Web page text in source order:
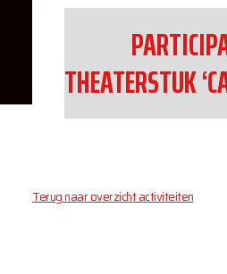
THEATERSTUK
Terug naar overzicht activiteiten